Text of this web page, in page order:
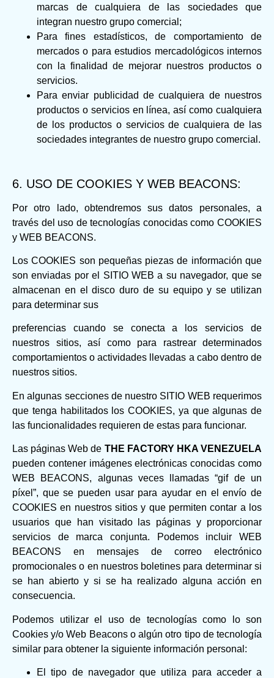
marcas de cualquiera de las sociedades que
integran nuestro grupo comercial;
Para fines estadísticos, de comportamiento de
mercados o para estudios mercadológicos internos
con la finalidad de mejorar nuestros productos o
servicios.
Para enviar publicidad de cualquiera de nuestros
productos o servicios en línea, así como cualquiera
de los productos o servicios de cualquiera de las
sociedades integrantes de nuestro grupo comercial.
6. USO DE COOKIES Y WEB BEACONS:
Por otro lado, obtendremos sus datos personales, a
través del uso de tecnologías conocidas como COOKIES
y WEB BEACONS.
Los COOKIES son pequeñas piezas de información que
son enviadas por el SITIO WEB a su navegador, que se
almacenan en el disco duro de su equipo y se utilizan
para determinar sus
preferencias cuando se conecta a los servicios de
nuestros sitios, así como para rastrear determinados
comportamientos o actividades llevadas a cabo dentro de
nuestros sitios.
En algunas secciones de nuestro SITIO WEB requerimos
que tenga habilitados los COOKIES, ya que algunas de
las funcionalidades requieren de estas para funcionar.
Las páginas Web de THE FACTORY HKA VENEZUELA
pueden contener imágenes electrónicas conocidas como
WEB BEACONS, algunas veces llamadas “gif de un
píxel”, que se pueden usar para ayudar en el envío de
COOKIES en nuestros sitios y que permiten contar a los
usuarios que han visitado las páginas y proporcionar
servicios de marca conjunta. Podemos incluir WEB
BEACONS en mensajes de correo electrónico
promocionales o en nuestros boletines para determinar si
se han abierto y si se ha realizado alguna acción en
consecuencia.
Podemos utilizar el uso de tecnologías como lo son
Cookies y/o Web Beacons o algún otro tipo de tecnología
similar para obtener la siguiente información personal:
El tipo de navegador que utiliza para acceder a